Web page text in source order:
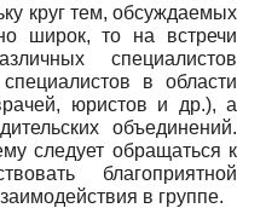
круг тем, обсуждаемых
широк, то на встречи
специалистов
в области
юристов и др.), а
объединений.
следует обращаться к
благоприятной
в группе.